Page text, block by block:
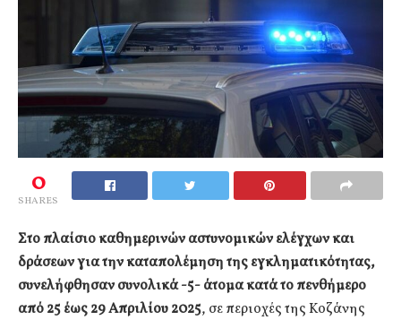
0
SHARES
Στο πλαίσιο καθημερινών αστυνομικών ελέγχων και
δράσεων για την καταπολέμηση της εγκληματικότητας,
συνελήφθησαν συνολικά -5- άτομα κατά το πενθήμερο
από 25 έως 29 Απριλίου 2025, σε περιοχές της Κοζάνης